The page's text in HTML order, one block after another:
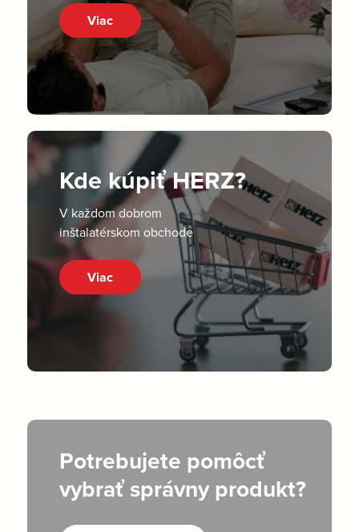
Viac
Kde kúpiť HERZ?
V každom dobrom
inštalatérskom obchode
Viac
Potrebujete pomôcť
vybrať správny produkt?